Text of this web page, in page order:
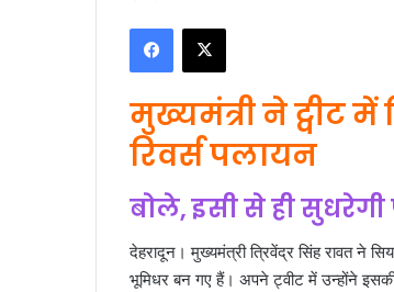
Facebook
X
मुख्यमंत्री ने ट्वीट
रिवर्स पलायन
बोले, इसी से ही
देहरादून। मुख्यमंत्री त्रिवेंद्र सिंह रावत ने
भूमिधर बन गए हैं। अपने ट्वीट में उन्होंने